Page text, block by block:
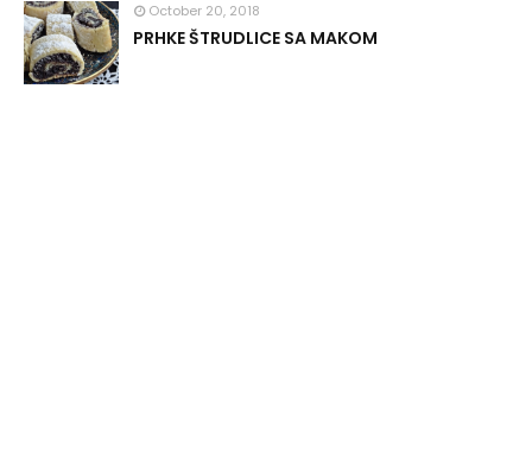
October 20, 2018
PRHKE ŠTRUDLICE SA MAKOM